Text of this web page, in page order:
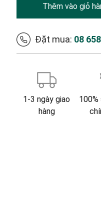
Thêm vào giỏ
Đặt mua: 08
1-3 ngày giao
hàng
100%